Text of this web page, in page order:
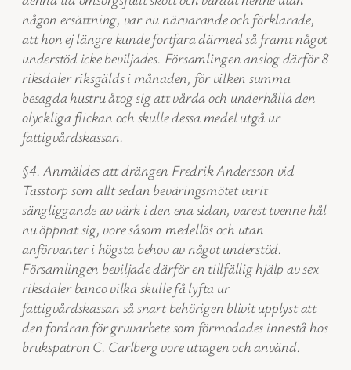
någon ersättning, var nu närvarande och förklarade,
att hon ej längre kunde fortfara därmed så framt något
understöd icke beviljades. Församlingen anslog därför 8
riksdaler riksgälds i månaden, för vilken summa
besagda hustru åtog sig att vårda och underhålla den
olyckliga flickan och skulle dessa medel utgå ur
fattigvårdskassan.
§4. Anmäldes att drängen Fredrik Andersson vid
Tasstorp som allt sedan beväringsmötet varit
sängliggande av värk i den ena sidan, varest tvenne hål
nu öppnat sig, vore såsom medellös och utan
anförvanter i högsta behov av något understöd.
Församlingen beviljade därför en tillfällig hjälp av sex
riksdaler banco vilka skulle få lyfta ur
fattigvårdskassan så snart behörigen blivit upplyst att
den fordran för gruvarbete som förmodades innestå hos
brukspatron C. Carlberg vore uttagen och använd.